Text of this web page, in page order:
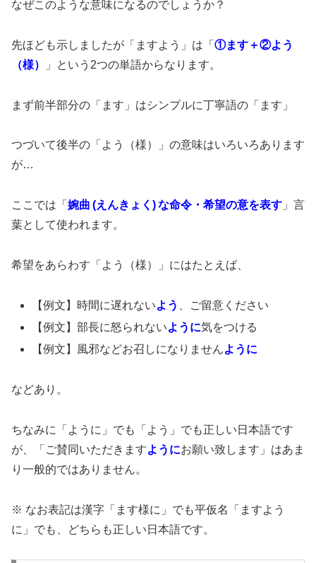
なぜこのような意味になるのでしょうか？
先ほども示しましたが「ますよう」は「 ①ます＋②よう
（様）
」という2つの単語からなります。
まず前半部分の「ます」はシンプルに丁寧語の「ます」
つづいて後半の「よう（様）」の意味はいろいろあります
が…
ここでは「 婉曲 (えんきょく) な命令・希望の意を表す 」言
葉として使われます。
希望をあらわす「よう（様）」にはたとえば、
【例文】時間に遅れないよう
、ご留意ください
【例文】部長に怒られないように気をつける
【例文】風邪などお召しになりませんように
などあり。
ちなみに「ように」でも「よう」でも正しい日本語です
が、「ご賛同いただきますようにお願い致します」はあま
り一般的ではありません。
※ なお表記は漢字「ます様に」でも平仮名「ますよう
に」でも、どちらも正しい日本語です。